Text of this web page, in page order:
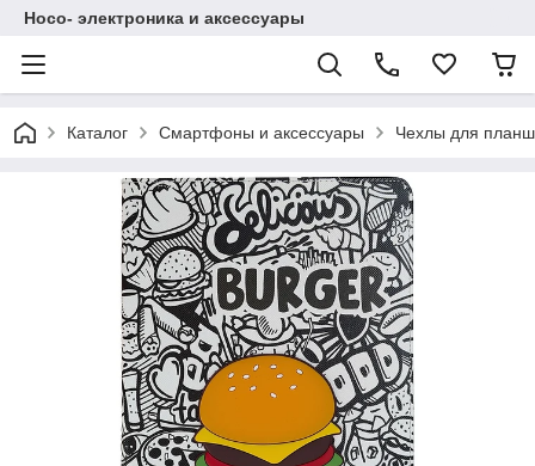
Hoco- электроника и аксессуары
Каталог Смартфоны и аксессуары Чехлы для